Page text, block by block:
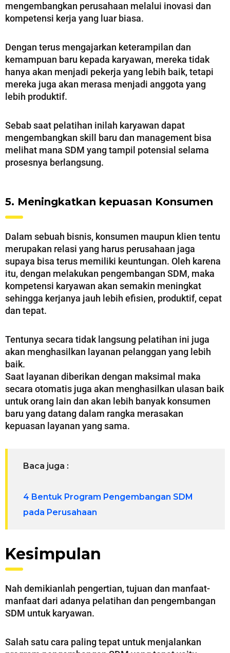
mengembangkan perusahaan melalui inovasi dan
kompetensi kerja yang luar biasa.
Dengan terus mengajarkan keterampilan dan
kemampuan baru kepada karyawan, mereka tidak
hanya akan menjadi pekerja yang lebih baik, tetapi
mereka juga akan merasa menjadi anggota yang
lebih produktif.
Sebab saat pelatihan inilah karyawan dapat
mengembangkan skill baru dan management bisa
melihat mana SDM yang tampil potensial selama
prosesnya berlangsung.
5. Meningkatkan kepuasan Konsumen
Dalam sebuah bisnis, konsumen maupun klien tentu
merupakan relasi yang harus perusahaan jaga
supaya bisa terus memiliki keuntungan. Oleh karena
itu, dengan melakukan pengembangan SDM, maka
kompetensi karyawan akan semakin meningkat
sehingga kerjanya jauh lebih efisien, produktif, cepat
dan tepat.
Tentunya secara tidak langsung pelatihan ini juga
akan menghasilkan layanan pelanggan yang lebih
baik.
Saat layanan diberikan dengan maksimal maka
secara otomatis juga akan menghasilkan ulasan baik
untuk orang lain dan akan lebih banyak konsumen
baru yang datang dalam rangka merasakan
kepuasan layanan yang sama.
Baca juga :
4 Bentuk Program Pengembangan SDM
pada Perusahaan
Kesimpulan
Nah demikianlah pengertian, tujuan dan manfaat-
manfaat dari adanya pelatihan dan pengembangan
SDM untuk karyawan.
Salah satu cara paling tepat untuk menjalankan